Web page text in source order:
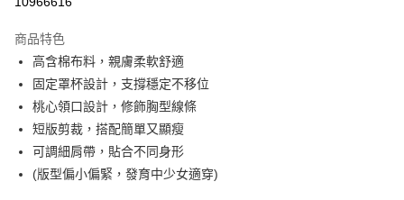
Apple Pay
街口支付
悠遊付
AFTEE先享後付
相關說明
商品特色
高含棉布料，親膚柔軟舒適
固定罩杯設計，支撐穩定不移位
桃心領口設計，修飾胸型線條
短版剪裁，搭配簡單又顯瘦
可調細肩帶，貼合不同身形
(版型偏小偏緊，發育中少女適穿)